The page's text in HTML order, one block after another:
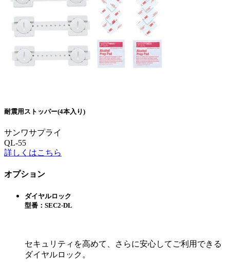
耐震用ストッパー(4本入り)
サンワサプライ
QL-55
詳しくはこちら
オプション
ダイヤルロック
型番：SEC2-DL
セキュリティを高めて、さらに安心してご利用できる
ダイヤルロック。